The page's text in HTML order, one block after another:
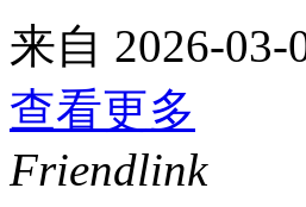
来自 2026-03-
查看更多
Friendlink